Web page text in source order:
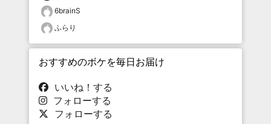
6brainS
ふらり
おすすめのボケを毎日お届け
いいね！する
フォローする
フォローする